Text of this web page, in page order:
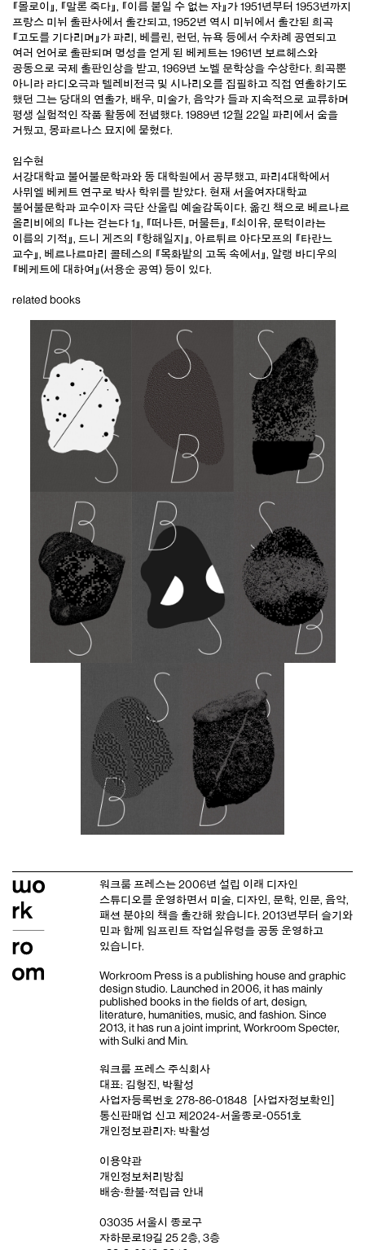
『몰로이』, 『말론 죽다』, 『이름 붙일 수 없는 자』가 1951년부터 1953년까지
프랑스 미뉘 출판사에서 출간되고, 1952년 역시 미뉘에서 출간된 희곡
『고도를 기다리며』가 파리, 베를린, 런던, 뉴욕 등에서 수차례 공연되고
여러 언어로 출판되며 명성을 얻게 된 베케트는 1961년 보르헤스와
공동으로 국제 출판인상을 받고, 1969년 노벨 문학상을 수상한다. 희곡뿐
아니라 라디오극과 텔레비전극 및 시나리오를 집필하고 직접 연출하기도
했던 그는 당대의 연출가, 배우, 미술가, 음악가 들과 지속적으로 교류하며
평생 실험적인 작품 활동에 전념했다. 1989년 12월 22일 파리에서 숨을
거뒀고, 몽파르나스 묘지에 묻혔다.
임수현
서강대학교 불어불문학과와 동 대학원에서 공부했고, 파리4대학에서
사뮈엘 베케트 연구로 박사 학위를 받았다. 현재 서울여자대학교
불어불문학과 교수이자 극단 산울림 예술감독이다. 옮긴 책으로 베르나르
올리비에의 『나는 걷는다 1』, 『떠나든, 머물든』, 『쇠이유, 문턱이라는
이름의 기적』, 드니 게즈의 『항해일지』, 아르튀르 아다모프의 『타란느
교수』, 베르나르마리 콜테스의 『목화밭의 고독 속에서』, 알랭 바디우의
『베케트에 대하여』(서용순 공역) 등이 있다.
related books
워크룸 프레스는 2006년 설립 이래 디자인
스튜디오를 운영하면서 미술, 디자인, 문학, 인문, 음악,
패션 분야의 책을 출간해 왔습니다. 2013년부터 슬기와
민과 함께 임프린트 작업실유령을 공동 운영하고
있습니다.
Workroom Press is a publishing house and graphic
design studio. Launched in 2006, it has mainly
published books in the fields of art, design,
literature, humanities, music, and fashion. Since
2013, it has run a joint imprint, Workroom Specter,
with Sulki and Min.
워크룸 프레스 주식회사
대표: 김형진, 박활성
사업자등록번호 278-86-01848
[사업자정보확인]
통신판매업 신고 제2024-서울종로-0551호
개인정보관리자: 박활성
이용약관
개인정보처리방침
배송‧환불‧적립금 안내
03035 서울시 종로구
자하문로19길 25 2층, 3층